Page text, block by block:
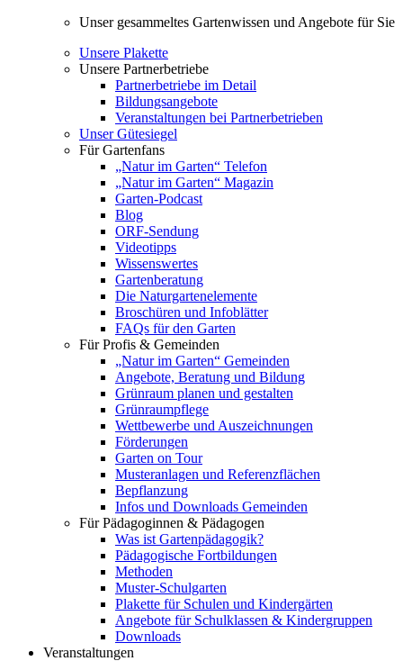
Unser gesammeltes Gartenwissen und Angebote für Sie
Unsere Plakette
Unsere Partnerbetriebe
Partnerbetriebe im Detail
Bildungsangebote
Veranstaltungen bei Partnerbetrieben
Unser Gütesiegel
Für Gartenfans
„Natur im Garten“ Telefon
„Natur im Garten“ Magazin
Garten-Podcast
Blog
ORF-Sendung
Videotipps
Wissenswertes
Gartenberatung
Die Naturgartenelemente
Broschüren und Infoblätter
FAQs für den Garten
Für Profis & Gemeinden
„Natur im Garten“ Gemeinden
Angebote, Beratung und Bildung
Grünraum planen und gestalten
Grünraumpflege
Wettbewerbe und Auszeichnungen
Förderungen
Garten on Tour
Musteranlagen und Referenzflächen
Bepflanzung
Infos und Downloads Gemeinden
Für Pädagoginnen & Pädagogen
Was ist Gartenpädagogik?
Pädagogische Fortbildungen
Methoden
Muster-Schulgarten
Plakette für Schulen und Kindergärten
Angebote für Schulklassen & Kindergruppen
Downloads
Veranstaltungen